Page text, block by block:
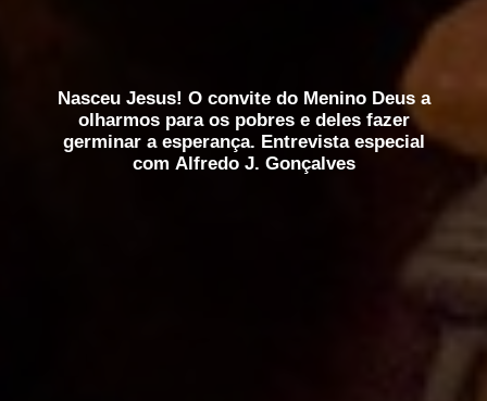
Nasceu Jesus! O convite do Menino Deus a
olharmos para os pobres e deles fazer
germinar a esperança. Entrevista especial
com Alfredo J. Gonçalves